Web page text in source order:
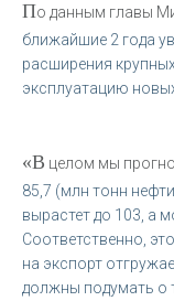
По данным главы
ближайшие 2 года
расширения
эксплуатацию
«В целом мы
85,7 (млн тонн
вырастет до 103, а
Соответственно,
на экспорт
должны подумать о